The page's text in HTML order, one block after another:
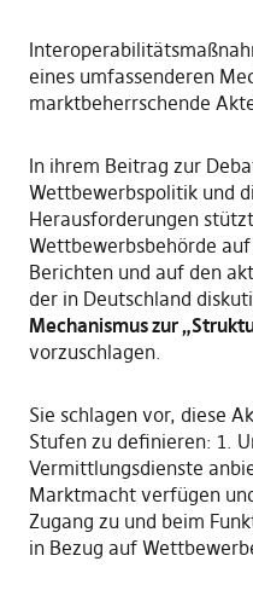
eines umfassenderen
marktbeherrschende
In ihrem Beitrag zur
Wettbewerbspolitik und
Herausforderungen
Wettbewerbsbehörde
Berichten und auf den
der in Deutschland
Mechanismus zur
vorzuschlagen.
Sie schlagen vor, diese
Stufen zu definieren: 1.
Vermittlungsdienste
Marktmacht verfügen
Zugang zu und beim
in Bezug auf